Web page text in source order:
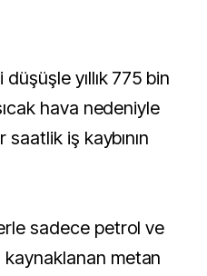
yıllık 775 bin
hava nedeniyle
iş kaybının
sadece petrol ve
metan